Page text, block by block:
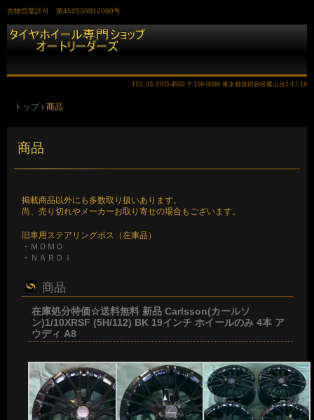
古物営業許可 第452530012080号
TEL.03-3703-4502 〒158-0086 東京都世田谷区尾山台1-17-18
トップ › 商品
商品
掲載商品以外にも多数取り扱いあります。
尚、売り切れやメーカーお取り寄せの場合もございます。
旧車用ステアリングボス（在庫品）
・ ＭＯＭＯ
・ ＮＡＲＤＩ
商品
在庫処分特価☆送料無料 新品 Carlsson(カールソ
ン)1/10XRSF (5H/112) BK 19インチ ホイールのみ 4本 ア
ウディ A8